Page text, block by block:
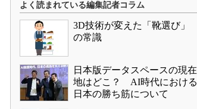
よく読まれている編集記者コラム
3D技術が変えた「靴選び」
の常識
日本版データスペースの現在
地はどこ？ AI時代における
日本の勝ち筋について